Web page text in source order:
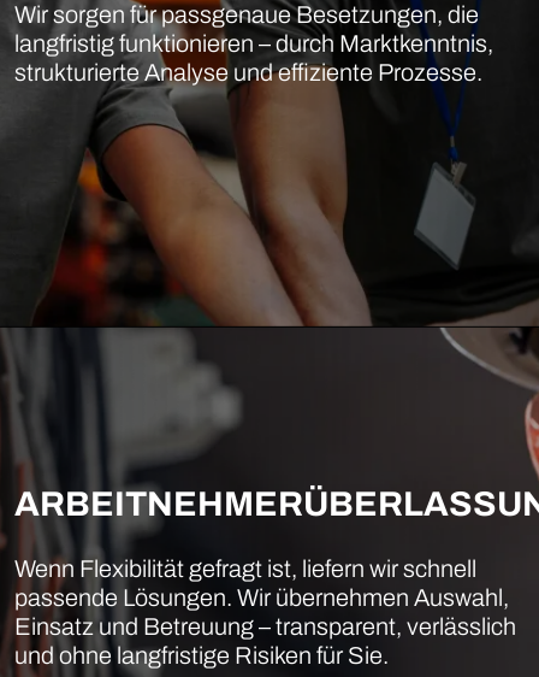
Wir sorgen für passgenaue Besetzungen, die
langfristig funktionieren – durch Marktkenntnis,
strukturierte Analyse und effiziente Prozesse.
Wenn Flexibilität gefragt ist, liefern wir schnell
passende Lösungen. Wir übernehmen Auswahl,
Einsatz und Betreuung – transparent, verlässlich
und ohne langfristige Risiken für Sie.